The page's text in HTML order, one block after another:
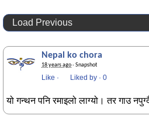
Load Previous
Nepal ko chora
18 years ago· Snapshot
Like · Liked by · Be the first to
यो गन्थन पनि रमाइलो लाग्यो। तर गाउ